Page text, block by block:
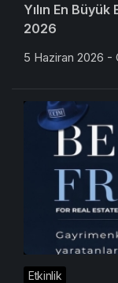
Yılın En
2026
5 Haziran 2026 -
Etkinlik